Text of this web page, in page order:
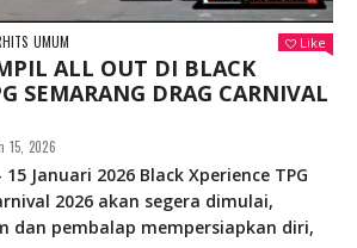
UMUM Like
ALL OUT DI BLACK
SEMARANG DRAG CARNIVAL
15, 2026
Januari 2026 Black Xperience TPG
2026 akan segera dimulai,
dan pembalap mempersiapkan diri,